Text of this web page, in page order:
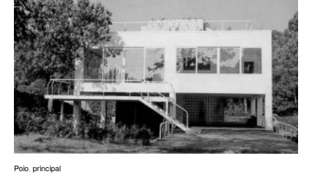
Poio principal